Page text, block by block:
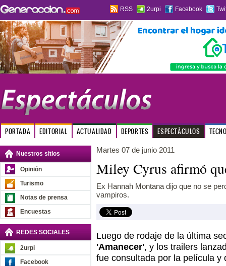
RSS 2urpi Facebook
PORTADA EDITORIAL ACTUALIDAD DEPORTES ESPECTÁCULOS
Nuestros sitios
Opinión
Turismo
Notas de prensa
Encuestas
REDES SOCIALES
2urpi
Facebook
Martes 07 de junio 2011
Miley Cyrus afirmó
Ex Hannah Montana dijo que no se
vampiros.
Luego de rodaje de la última
'Amanecer', y los trailers
fue consultada por la película y